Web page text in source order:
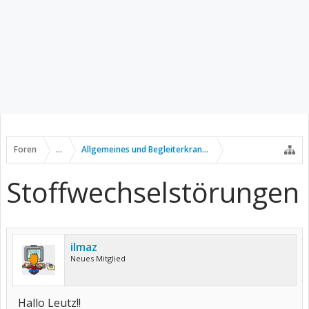
Foren ... Allgemeines und Begleiterkrankungen
Stoffwechselstörungen
ilmaz
Neues Mitglied
Hallo Leutz!!